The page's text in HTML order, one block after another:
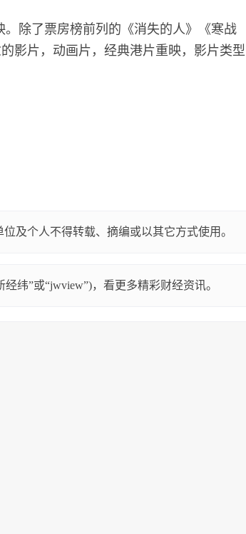
除了票房榜前列的《消失的人》《寒战
影片，动画片，经典港片重映，影片类
及个人不得转载、摘编或以其它方式使用。
纬”或“jwview”)，看更多精彩财经资讯。